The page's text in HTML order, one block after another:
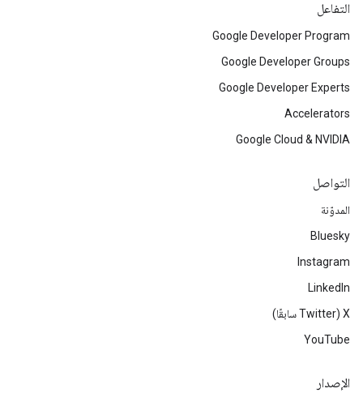
التفاعل
Google Developer Program
Google Developer Groups
Google Developer Experts
Accelerators
Google Cloud & NVIDIA
التواصل
المدوّنة
Bluesky
Instagram
LinkedIn
‫X ‏(Twitter سابقًا)
YouTube
الإصدار